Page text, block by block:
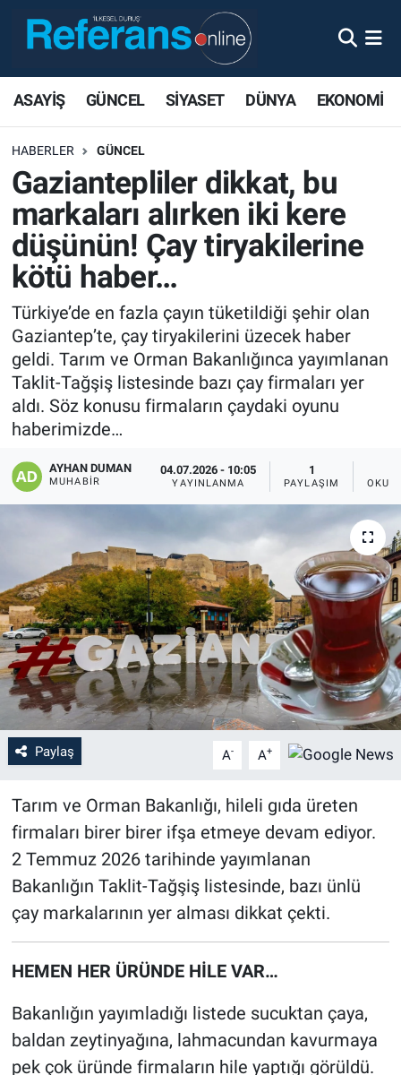
ASAYİŞ GÜNCEL SİYASET DÜNYA EKONOMİ
HABERLER GÜNCEL
Gaziantepliler dikkat, bu
markaları alırken iki kere
düşünün! Çay tiryakilerine
kötü haber…
Türkiye’de en fazla çayın tüketildiği şehir olan
Gaziantep’te, çay tiryakilerini üzecek haber
geldi. Tarım ve Orman Bakanlığınca yayımlanan
Taklit-Tağşiş listesinde bazı çay firmaları yer
aldı. Söz konusu firmaların çaydaki oyunu
haberimizde…
AYHAN DUMAN
MUHABIR
04.07.2026 - 10:05
YAYINLANMA
1
PAYLAŞIM
Paylaş A- A+
Tarım ve Orman Bakanlığı, hileli gıda üreten
firmaları birer birer ifşa etmeye devam ediyor.
2 Temmuz 2026 tarihinde yayımlanan
Bakanlığın Taklit-Tağşiş listesinde, bazı ünlü
çay markalarının yer alması dikkat çekti.
HEMEN HER ÜRÜNDE HİLE VAR…
Bakanlığın yayımladığı listede sucuktan çaya,
baldan zeytinyağına, lahmacundan kavurmaya
pek çok üründe firmaların hile yaptığı görüldü.